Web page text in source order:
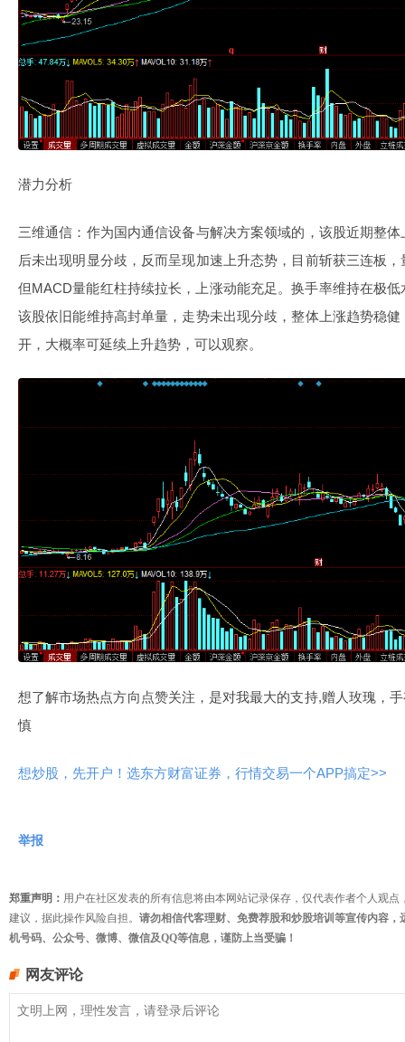
潜力分析
三维通信：作为国内通信设备与解决方案领域的，该股近期整
后未出现明显分歧，反而呈现加速上升态势，目前斩获三连板
但MACD量能红柱持续拉长，上涨动能充足。换手率维持在极
该股依旧能维持高封单量，走势未出现分歧，整体上涨趋势稳
开，大概率可延续上升趋势，可以观察。
想了解市场热点方向点赞关注，是对我最大的支持,赠人玫瑰，
慎
想炒股，先开户！选东方财富证券，行情交易一个APP搞定>>
举报
郑重声明： 用户在社区发表的所有信息将由本网站记录保存，仅代表作者个人观
建议，据此操作风险自担。 请勿相信代客理财、免费荐股和炒股培训等宣传内容
机号码、公众号、微博、微信及QQ等信息，谨防上当受骗！
网友评论